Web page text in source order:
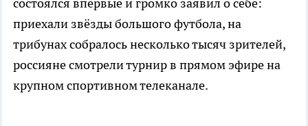
приехали звёзды большого футбола, на
трибунах собралось несколько тысяч зрителей,
россияне смотрели турнир в прямом эфире на
крупном спортивном телеканале.